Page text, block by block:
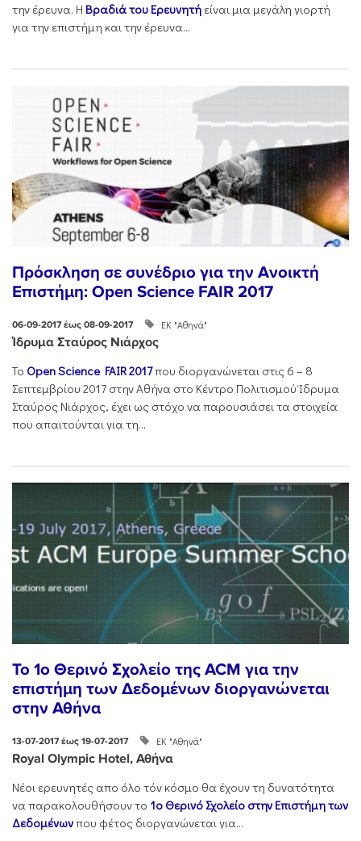
την έρευνα. H Βραδιά του Ερευνητή είναι μια μεγάλη γιορτή
για την επιστήμη και την έρευνα...
Πρόσκληση σε συνέδριο για την Ανοικτή
Επιστήμη: Open Science FAIR 2017
06-09-2017 έως 08-09-2017 ΕΚ "Αθηνά"
Ίδρυμα Σταύρος Νιάρχος
Το Open Science FAIR 2017που διοργανώνεται στις 6 – 8
Σεπτεμβρίου 2017 στην Αθήνα στο Κέντρο Πολιτισμού Ίδρυμα
Σταύρος Νιάρχος, έχει ως στόχο να παρουσιάσει τα στοιχεία
που απαιτούνται για τη...
To 1ο Θερινό Σχολείο της ACM για την
επιστήμη των Δεδομένων διοργανώνεται
στην Αθήνα
13-07-2017 έως 19-07-2017 ΕΚ "Αθηνά"
Royal Olympic Hotel, Αθήνα
Νέοι ερευνητές απο όλο τόν κόσμο θα έχουν τη δυνατότητα
να παρακολουθήσουν το 1ο Θερινό Σχολείο στην Επιστήμη των
Δεδομένωνπου φέτος διοργανώνεται για...